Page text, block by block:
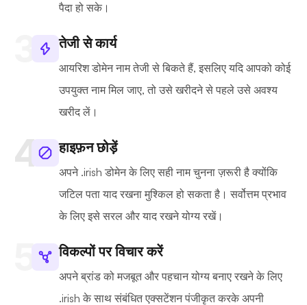
पैदा हो सके।
तेजी से कार्य
आयरिश डोमेन नाम तेजी से बिकते हैं, इसलिए यदि आपको कोई
उपयुक्त नाम मिल जाए, तो उसे खरीदने से पहले उसे अवश्य
खरीद लें।
हाइफ़न छोड़ें
अपने .irish डोमेन के लिए सही नाम चुनना ज़रूरी है क्योंकि
जटिल पता याद रखना मुश्किल हो सकता है। सर्वोत्तम प्रभाव
के लिए इसे सरल और याद रखने योग्य रखें।
विकल्पों पर विचार करें
अपने ब्रांड को मजबूत और पहचान योग्य बनाए रखने के लिए
.irish के साथ संबंधित एक्सटेंशन पंजीकृत करके अपनी